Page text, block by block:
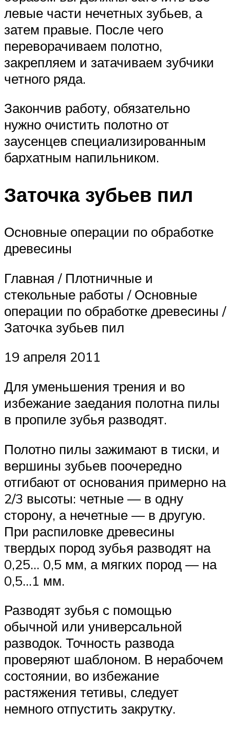
левые части нечетных зубьев, а
затем правые. После чего
переворачиваем полотно,
закрепляем и затачиваем зубчики
четного ряда.
Закончив работу, обязательно
нужно очистить полотно от
заусенцев специализированным
бархатным напильником.
Заточка зубьев пил
Основные операции по обработке
древесины
Главная / Плотничные и
стекольные работы / Основные
операции по обработке древесины /
Заточка зубьев пил
19 апреля 2011
Для уменьшения трения и во
избежание заедания полотна пилы
в пропиле зубья разводят.
Полотно пилы зажимают в тиски, и
вершины зубьев поочередно
отгибают от основания примерно на
2/3 высоты: четные — в одну
сторону, а нечетные — в другую.
При распиловке древесины
твердых пород зубья разводят на
0,25… 0,5 мм, а мягких пород — на
0,5…1 мм.
Разводят зубья с помощью
обычной или универсальной
разводок. Точность развода
проверяют шаблоном. В нерабочем
состоянии, во избежание
растяжения тетивы, следует
немного отпустить закрутку.